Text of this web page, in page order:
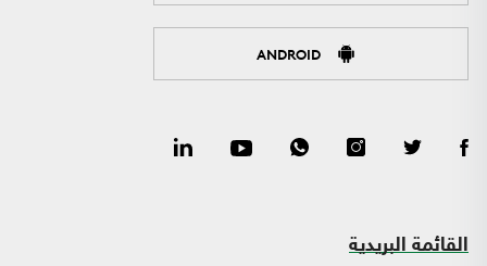
ANDROID
القائمة البريدية